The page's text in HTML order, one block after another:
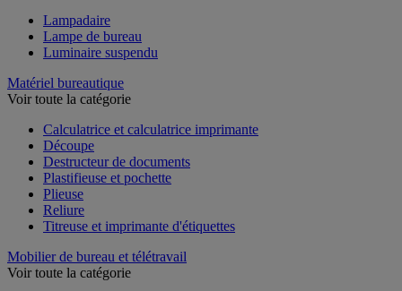
Lampadaire
Lampe de bureau
Luminaire suspendu
Matériel bureautique
Voir toute la catégorie
Calculatrice et calculatrice imprimante
Découpe
Destructeur de documents
Plastifieuse et pochette
Plieuse
Reliure
Titreuse et imprimante d'étiquettes
Mobilier de bureau et télétravail
Voir toute la catégorie